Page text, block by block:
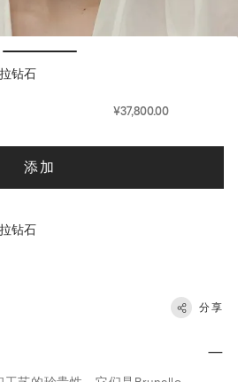
钻石
¥37,800.00
添加
钻石
分享